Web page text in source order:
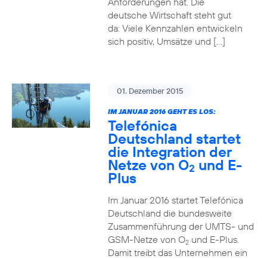
deutsche Wirtschaft steht gut
da: Viele Kennzahlen entwickeln
sich positiv, Umsätze und […]
01. Dezember 2015
IM JANUAR 2016 GEHT ES LOS:
Telefónica
Deutschland startet
die Integration der
Netze von O2 und E-
Plus
Im Januar 2016 startet Telefónica
Deutschland die bundesweite
Zusammenführung der UMTS- und
GSM-Netze von O2und E-Plus.
Damit treibt das Unternehmen ein